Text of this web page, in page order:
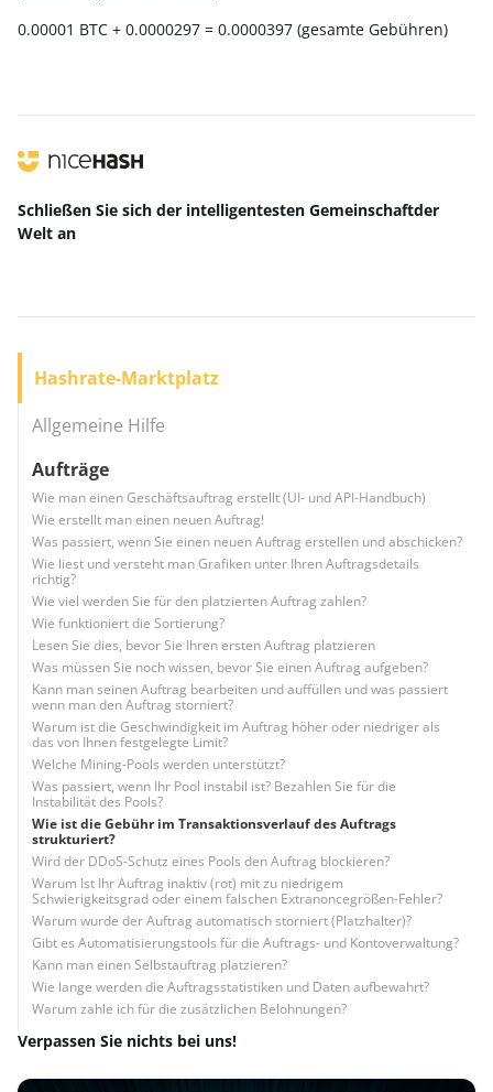
0.00001 BTC + 0.0000297 = 0.0000397 (gesamte Gebühren)
Schließen Sie sich der intelligentesten Gemeinschaftder
Welt an
Hashrate-Marktplatz
Allgemeine Hilfe
Aufträge
Wie man einen Geschäftsauftrag erstellt (UI- und API-Handbuch)
Wie erstellt man einen neuen Auftrag!
Was passiert, wenn Sie einen neuen Auftrag erstellen und abschicken?
Wie liest und versteht man Grafiken unter Ihren Auftragsdetails
richtig?
Wie viel werden Sie für den platzierten Auftrag zahlen?
Wie funktioniert die Sortierung?
Lesen Sie dies, bevor Sie Ihren ersten Auftrag platzieren
Was müssen Sie noch wissen, bevor Sie einen Auftrag aufgeben?
Kann man seinen Auftrag bearbeiten und auffüllen und was passiert
wenn man den Auftrag storniert?
Warum ist die Geschwindigkeit im Auftrag höher oder niedriger als
das von Ihnen festgelegte Limit?
Welche Mining-Pools werden unterstützt?
Was passiert, wenn Ihr Pool instabil ist? Bezahlen Sie für die
Instabilität des Pools?
Wie ist die Gebühr im Transaktionsverlauf des Auftrags
strukturiert?
Wird der DDoS-Schutz eines Pools den Auftrag blockieren?
Warum Ist Ihr Auftrag inaktiv (rot) mit zu niedrigem
Schwierigkeitsgrad oder einem falschen Extranoncegrößen-Fehler?
Warum wurde der Auftrag automatisch storniert (Platzhalter)?
Gibt es Automatisierungstools für die Auftrags- und Kontoverwaltung?
Kann man einen Selbstauftrag platzieren?
Wie lange werden die Auftragsstatistiken und Daten aufbewahrt?
Warum zahle ich für die zusätzlichen Belohnungen?
Verpassen Sie nichts bei uns!